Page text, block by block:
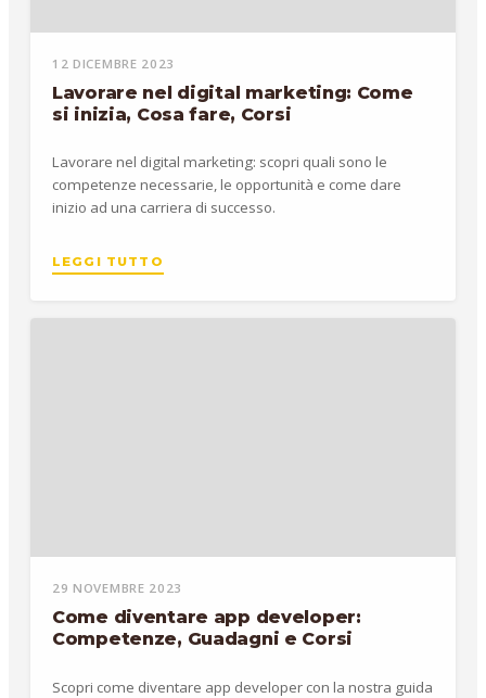
12 DICEMBRE 2023
Lavorare nel digital marketing: Come
si inizia, Cosa fare, Corsi
Lavorare nel digital marketing: scopri quali sono le
competenze necessarie, le opportunità e come dare
inizio ad una carriera di successo.
LEGGI TUTTO
29 NOVEMBRE 2023
Come diventare app developer:
Competenze, Guadagni e Corsi
Scopri come diventare app developer con la nostra guida